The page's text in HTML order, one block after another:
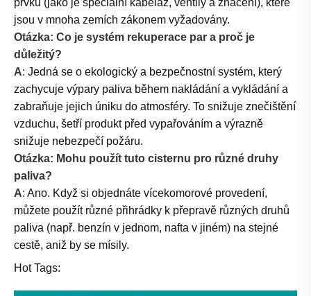
prvků (jako je speciální kabeláž, ventily a značení), které
jsou v mnoha zemích zákonem vyžadovány.
Otázka: Co je systém rekuperace par a proč je
důležitý?
A: Jedná se o ekologický a bezpečnostní systém, který
zachycuje výpary paliva během nakládání a vykládání a
zabraňuje jejich úniku do atmosféry. To snižuje znečištění
vzduchu, šetří produkt před vypařováním a výrazně
snižuje nebezpečí požáru.
Otázka: Mohu použít tuto cisternu pro různé druhy
paliva?
A: Ano. Když si objednáte vícekomorové provedení,
můžete použít různé přihrádky k přepravě různých druhů
paliva (např. benzín v jednom, nafta v jiném) na stejné
cestě, aniž by se mísily.
Hot Tags: